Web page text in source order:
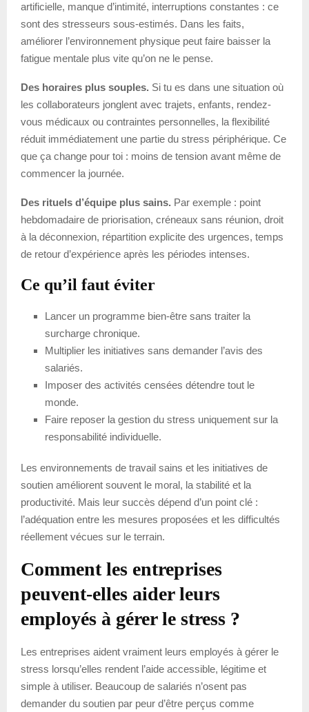
artificielle, manque d’intimité, interruptions constantes : ce
sont des stresseurs sous-estimés. Dans les faits,
améliorer l’environnement physique peut faire baisser la
fatigue mentale plus vite qu’on ne le pense.
Des horaires plus souples. Si tu es dans une situation où
les collaborateurs jonglent avec trajets, enfants, rendez-
vous médicaux ou contraintes personnelles, la flexibilité
réduit immédiatement une partie du stress périphérique. Ce
que ça change pour toi : moins de tension avant même de
commencer la journée.
Des rituels d’équipe plus sains. Par exemple : point
hebdomadaire de priorisation, créneaux sans réunion, droit
à la déconnexion, répartition explicite des urgences, temps
de retour d’expérience après les périodes intenses.
Ce qu’il faut éviter
Lancer un programme bien-être sans traiter la
surcharge chronique.
Multiplier les initiatives sans demander l’avis des
salariés.
Imposer des activités censées détendre tout le
monde.
Faire reposer la gestion du stress uniquement sur la
responsabilité individuelle.
Les environnements de travail sains et les initiatives de
soutien améliorent souvent le moral, la stabilité et la
productivité. Mais leur succès dépend d’un point clé :
l’adéquation entre les mesures proposées et les difficultés
réellement vécues sur le terrain.
Comment les entreprises
peuvent-elles aider leurs
employés à gérer le stress ?
Les entreprises aident vraiment leurs employés à gérer le
stress lorsqu’elles rendent l’aide accessible, légitime et
simple à utiliser. Beaucoup de salariés n’osent pas
demander du soutien par peur d’être perçus comme